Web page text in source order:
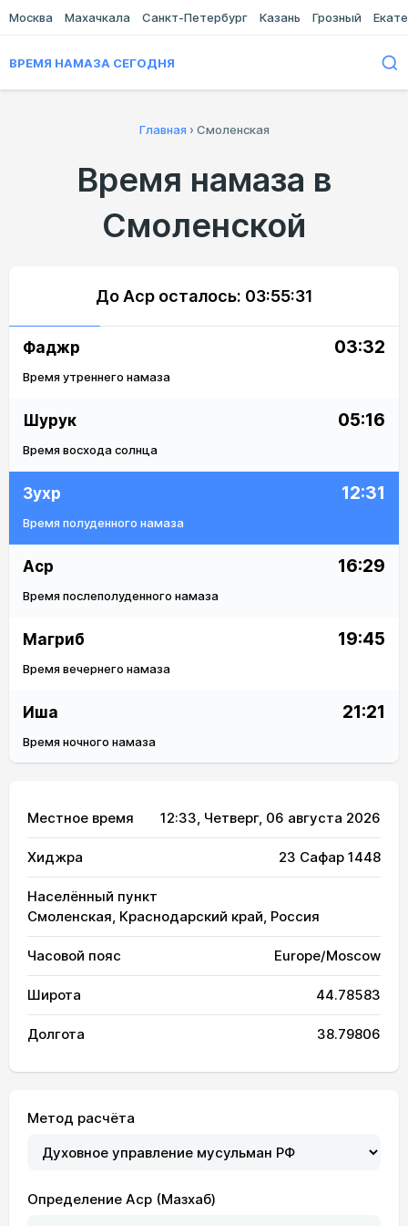
Москва Махачкала Санкт-Петербург Казань Грозный
ВРЕМЯ НАМАЗА СЕГОДНЯ
Главная › Смоленская
Время намаза в
Смоленской
До Аср осталось: 03:55:31
Фаджр 03:32
Время утреннего намаза
Шурук 05:16
Время восхода солнца
Зухр 12:31
Время полуденного намаза
Аср 16:29
Время послеполуденного намаза
Магриб 19:45
Время вечернего намаза
Иша 21:21
Время ночного намаза
Местное время 12:33, Четверг, 06 августа 2026
Хиджра 23 Сафар 1448
Населённый пункт
Смоленская, Краснодарский край, Россия
Часовой пояс Europe/Moscow
Широта 44.78583
Долгота 38.79806
Метод расчёта
Определение Аср (Мазхаб)